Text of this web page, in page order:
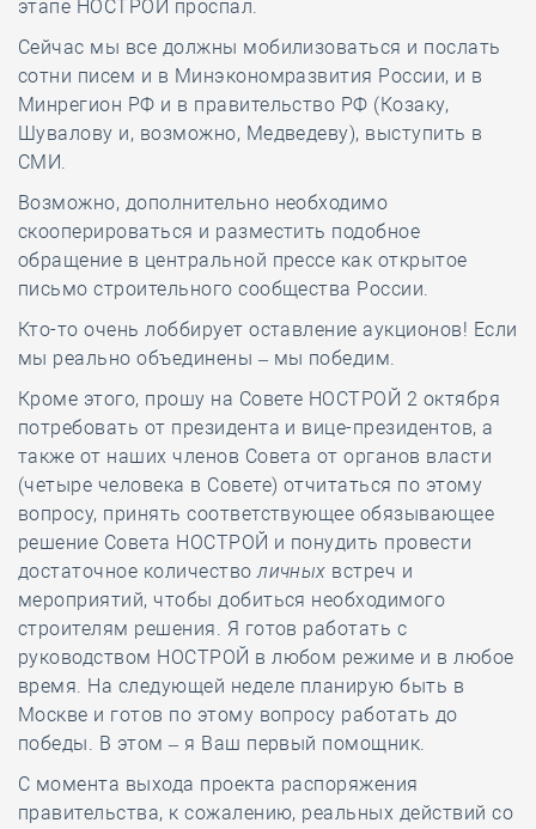
этапе НОСТРОЙ проспал.
Сейчас мы все должны мобилизоваться и послать
сотни писем и в Минэкономразвития России, и в
Минрегион РФ и в правительство РФ (Козаку,
Шувалову и, возможно, Медведеву), выступить в
СМИ.
Возможно, дополнительно необходимо
скооперироваться и разместить подобное
обращение в центральной прессе как открытое
письмо строительного сообщества России.
Кто-то очень лоббирует оставление аукционов! Если
мы реально объединены – мы победим.
Кроме этого, прошу на Совете НОСТРОЙ 2 октября
потребовать от президента и вице-президентов, а
также от наших членов Совета от органов власти
(четыре человека в Совете) отчитаться по этому
вопросу, принять соответствующее обязывающее
решение Совета НОСТРОЙ и понудить провести
достаточное количестволичных встреч и
мероприятий, чтобы добиться необходимого
строителям решения. Я готов работать с
руководством НОСТРОЙ в любом режиме и в любое
время. На следующей неделе планирую быть в
Москве и готов по этому вопросу работать до
победы. В этом – я Ваш первый помощник.
С момента выхода проекта распоряжения
правительства, к сожалению, реальных действий со